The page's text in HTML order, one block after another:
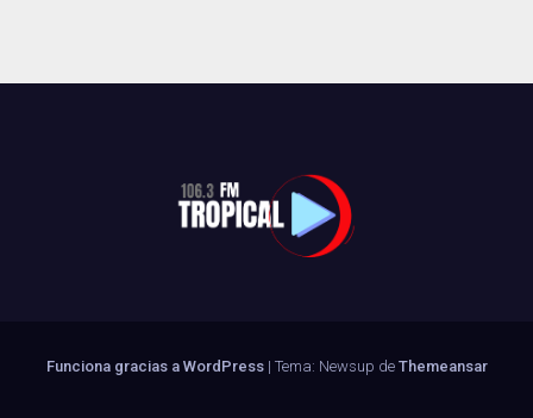
Funciona gracias a WordPress | Tema: Newsup de Themeansar